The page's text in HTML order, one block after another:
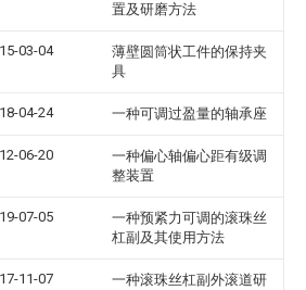
置及研磨方法
03-04
薄壁圆筒状工件的保持夹
具
04-24 一种可调过盈量的轴承座
06-20
一种偏心轴偏心距有级调
整装置
07-05
一种预紧力可调的滚珠丝
杠副及其使用方法
11-07
一种滚珠丝杠副外滚道研